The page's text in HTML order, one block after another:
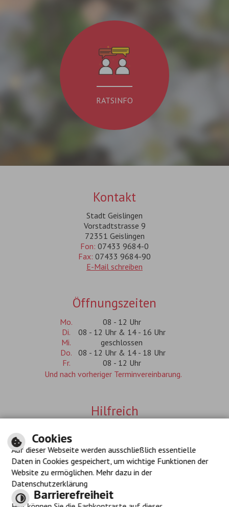
RATSINFO
Kontakt
Stadt Geislingen
Vorstadtstrasse 9
72351 Geislingen
Fon: 07433 9684-0
Fax: 07433 9684-90
E-Mail schreiben
Öffnungszeiten
Mo.
08 - 12 Uhr
Di.
08 - 12 Uhr & 14 - 16 Uhr
Mi.
geschlossen
Do.
08 - 12 Uhr & 14 - 18 Uhr
Fr.
08 - 12 Uhr
Und nach vorheriger Terminvereinbarung.
Hilfreich
Datenschutzerklärung
Navigationshilfe
Barrierefreiheit
Cookies
Auf dieser Webseite werden ausschließlich essentielle
Daten in Cookies gespeichert, um wichtige Funktionen der
Website zu ermöglichen. Mehr dazu in der
Datenschutzerklärung
Barrierefreiheit